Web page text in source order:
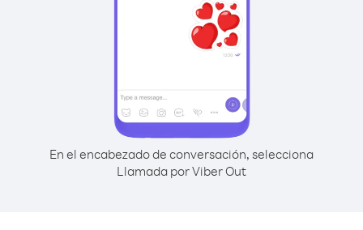
En el encabezado de conversación, selecciona
Llamada por Viber Out